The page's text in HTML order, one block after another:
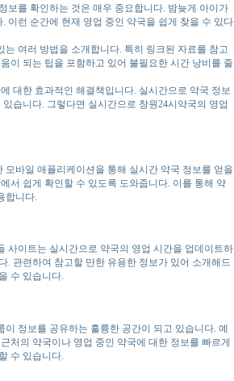
보를 확인하는 것은 매우 중요합니다. 밤늦게 아이가
이런 순간에 현재 영업 중인 약국을 쉽게 찾을 수 있다
여러 방법을 소개합니다. 특히 링크된 자료를 참고
이 되는 팁을 포함하고 있어 불필요한 시간 낭비를 줄
대한 효과적인 해결책입니다. 실시간으로 약국 정보
습니다. 그렇다면 실시간으로 창원24시약국의 영업
바일 애플리케이션을 통해 실시간 약국 정보를 얻을
서 쉽게 확인할 수 있도록 도와줍니다. 이를 통해 약
합니다.
사이트는 실시간으로 약국의 영업 시간을 업데이트하
. 관련하여 참고할 만한 유용한 정보가 있어 소개해드
수 있습니다.
정보를 공유하는 훌륭한 공간이 되고 있습니다. 예
처의 약국이나 영업 중인 약국에 대한 정보를 빠르게
수 있습니다.